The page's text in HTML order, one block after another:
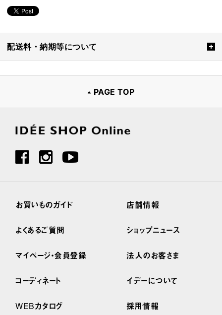
配送料・納期等について
PAGE TOP
お買いものガイド
よくあるご質問
マイページ・会員登録
コーディネート
WEBカタログ
店舗情報
ショップニュース
法人のお客さま
イデーについて
採用情報